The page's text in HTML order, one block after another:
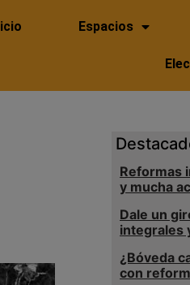
Espacios
Reformas
y mucha
Dale un
integrales
¿Bóveda
con